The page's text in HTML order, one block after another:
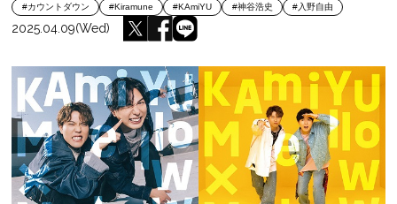
#カウントダウン #Kiramune #KAmiYU #神谷浩史 #入野自由
2025.04.09(Wed)